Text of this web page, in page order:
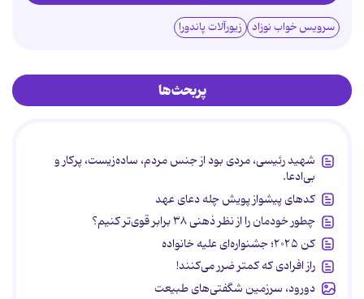
سرویس خواب نوزاد زیورآلات پاندورا
پربحث‌ها
شهید رئیسی، مردی بود از جنس مردم، ساده‌زیست، پرکار و
بی‌ادعا.
کدهای پیشواز پویش چله دعای عهد
چطور خودمان را از نظر ذهنی ۳۸ برابر قوی‌تر کنیم؟
کن ۲۰۲۵؛ جشنواره‌ای علیه خانواده
راز افرادی که کمتر ضرر می‌کنند!
دورود، سرزمین شگفتی‌های طبیعت